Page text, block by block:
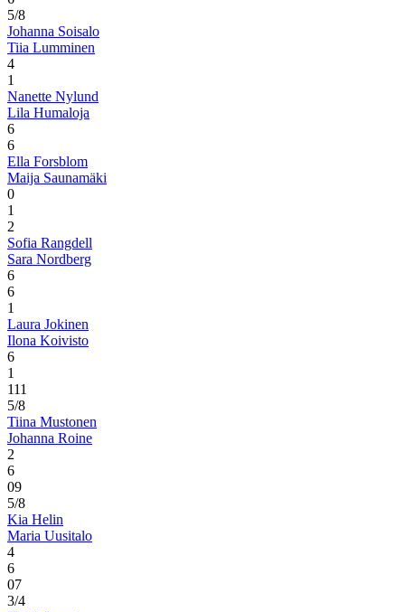
5/8
Johanna Soisalo
Tiia Lumminen
4
1
Nanette Nylund
Lila Humaloja
6
6
Ella Forsblom
Maija Saunamäki
0
1
2
Sofia Rangdell
Sara Nordberg
6
6
1
Laura Jokinen
Ilona Koivisto
6
1
111
5/8
Tiina Mustonen
Johanna Roine
2
6
09
5/8
Kia Helin
Maria Uusitalo
4
6
07
3/4